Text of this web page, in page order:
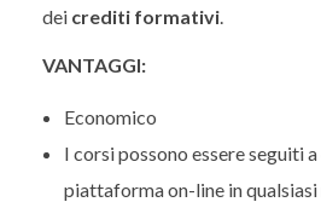
dei crediti formativi.
VANTAGGI:
Economico
I corsi possono essere seguiti
piattaforma on-line in